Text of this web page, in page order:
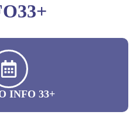
INFO 33+